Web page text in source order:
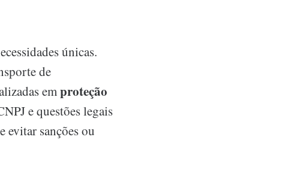
únicas.
de
emproteção
e questões legais
evitar sanções ou